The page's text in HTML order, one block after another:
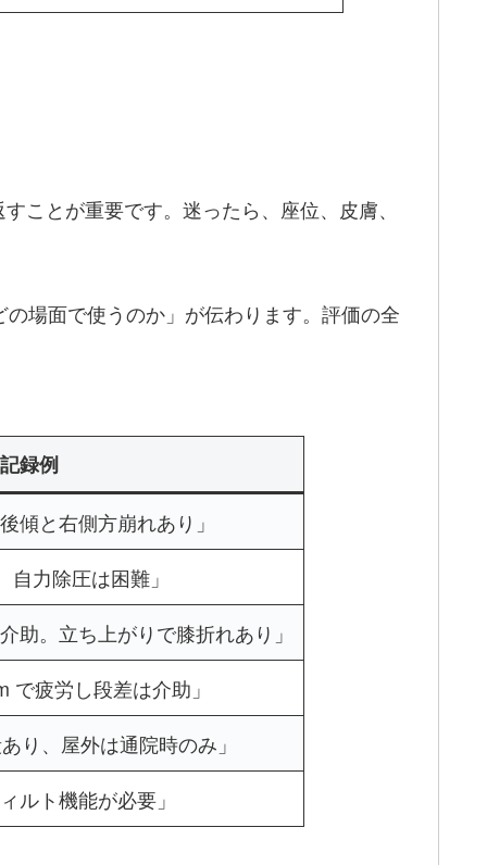
ことが重要です。迷ったら、座位、皮膚、
場面で使うのか」が伝わります。評価の全
記録例
傾と右側方崩れあり」
力除圧は困難」
助。立ち上がりで膝折れあり」
疲労し段差は介助」
り、屋外は通院時のみ」
ルト機能が必要」